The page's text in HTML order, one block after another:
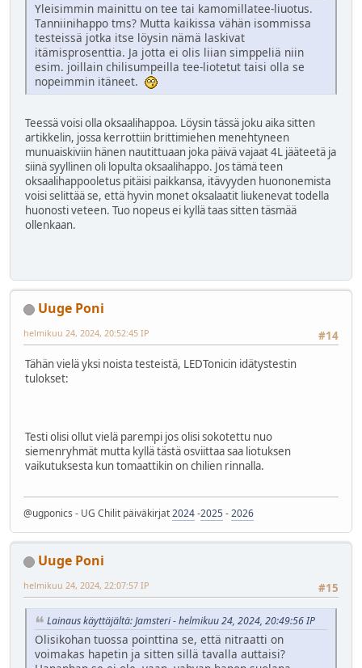
Yleisimmin mainittu on tee tai kamomillatee-liuotus.
Tanniinihappo tms? Mutta kaikissa vähän isommissa
testeissä jotka itse löysin nämä laskivat
itämisprosenttia. Ja jotta ei olis liian simppeliä niin
esim. joillain chilisumpeilla tee-liotetut taisi olla se
nopeimmin itäneet.
Teessä voisi olla oksaalihappoa. Löysin tässä joku aika sitten
artikkelin, jossa kerrottiin brittimiehen menehtyneen
munuaiskiviin hänen nautittuaan joka päivä vajaat 4L jääteetä ja
siinä syyllinen oli lopulta oksaalihappo. Jos tämä teen
oksaalihappooletus pitäisi paikkansa, itävyyden huononemista
voisi selittää se, että hyvin monet oksalaatit liukenevat todella
huonosti veteen. Tuo nopeus ei kyllä taas sitten täsmää
ollenkaan.
Uuge Poni
#14
helmikuu 24, 2024, 20:52:45 IP
Tähän vielä yksi noista testeistä, LEDTonicin idätystestin
tulokset:
Testi olisi ollut vielä parempi jos olisi sokotettu nuo
siemenryhmät mutta kyllä tästä osviittaa saa liotuksen
vaikutuksesta kun tomaattikin on chilien rinnalla.
@ugponics - UG Chilit päiväkirjat2024-2025 -2026
Uuge Poni
#15
helmikuu 24, 2024, 22:07:57 IP
Lainaus käyttäjältä: Jamsteri - helmikuu 24, 2024, 20:49:56 IP
Olisikohan tuossa pointtina se, että nitraatti on
voimakas hapetin ja sitten sillä tavalla auttaisi?